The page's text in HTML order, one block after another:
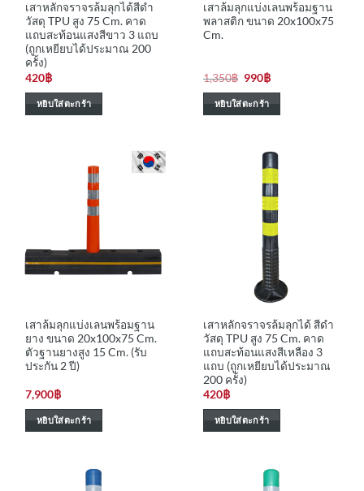
เสาหลักจราจรล้มลุกได้สีดำ
วัสดุ TPU สูง 75 Cm. คาด
แถบสะท้อนแสงสีขาว 3 แถบ
(ถูกเหยียบได้ประมาณ 200
ครั้ง)
420฿
หยิบใส่ตะกร้า
เสาล้มลุกแบ่งเลนพร้อมฐาน
พลาสติก ขนาด 20x100x75
Cm.
1,350฿ Original
price
was:
1,350฿.
990฿Current
หยิบใส่ตะกร้า
เสาล้มลุกแบ่งเลนพร้อมฐาน
ยาง ขนาด 20x100x75 Cm.
ตัวฐานยางสูง 15 Cm. (รับ
ประกัน 2 ปี)
7,900฿
หยิบใส่ตะกร้า
เสาหลักจราจรล้มลุกได้ สีดำ
วัสดุ TPU สูง 75 Cm. คาด
แถบสะท้อนแสงสีเหลือง 3
แถบ (ถูกเหยียบได้ประมาณ
200 ครั้ง)
420฿
หยิบใส่ตะกร้า